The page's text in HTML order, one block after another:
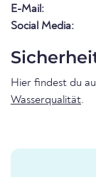
E-Mail:
Social Media:
Hier findest du
Wasserqualität.